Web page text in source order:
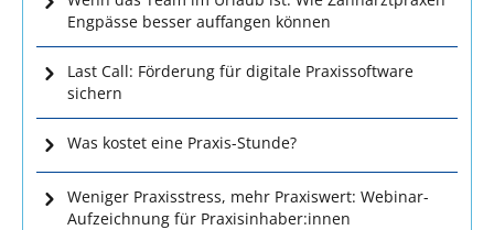
Engpässe besser auffangen können
Last Call: Förderung für digitale Praxissoftware
sichern
Was kostet eine Praxis-Stunde?
Weniger Praxisstress, mehr Praxiswert: Webinar-
Aufzeichnung für Praxisinhaber:innen